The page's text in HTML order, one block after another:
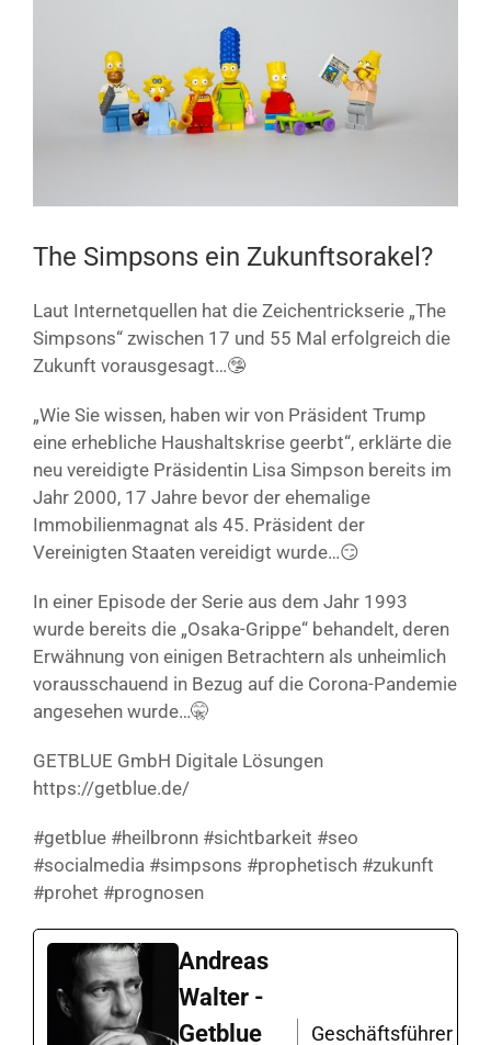
The Simpsons ein Zukunftsorakel?
Laut Internetquellen hat die Zeichentrickserie „The
Simpsons“ zwischen 17 und 55 Mal erfolgreich die
Zukunft vorausgesagt…🤥
„Wie Sie wissen, haben wir von Präsident Trump
eine erhebliche Haushaltskrise geerbt“, erklärte die
neu vereidigte Präsidentin Lisa Simpson bereits im
Jahr 2000, 17 Jahre bevor der ehemalige
Immobilienmagnat als 45. Präsident der
Vereinigten Staaten vereidigt wurde…😏
In einer Episode der Serie aus dem Jahr 1993
wurde bereits die „Osaka-Grippe“ behandelt, deren
Erwähnung von einigen Betrachtern als unheimlich
vorausschauend in Bezug auf die Corona-Pandemie
angesehen wurde…🤫
GETBLUE GmbH Digitale Lösungen
https://getblue.de/
#getblue #heilbronn #sichtbarkeit #seo
#socialmedia #simpsons #prophetisch #zukunft
#prohet #prognosen
Andreas
Walter -
Getblue
Geschäftsführer